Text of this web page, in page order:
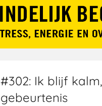
#302: Ik blijf
gebeurtenis